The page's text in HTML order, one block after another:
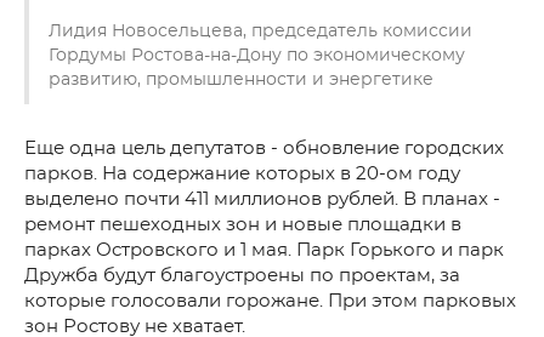
Лидия Новосельцева, председатель комиссии
Гордумы Ростова-на-Дону по экономическому
развитию, промышленности и энергетике
Еще одна цель депутатов - обновление городских
парков. На содержание которых в 20-ом году
выделено почти 411 миллионов рублей. В планах -
ремонт пешеходных зон и новые площадки в
парках Островского и 1 мая. Парк Горького и парк
Дружба будут благоустроены по проектам, за
которые голосовали горожане. При этом парковых
зон Ростову не хватает.